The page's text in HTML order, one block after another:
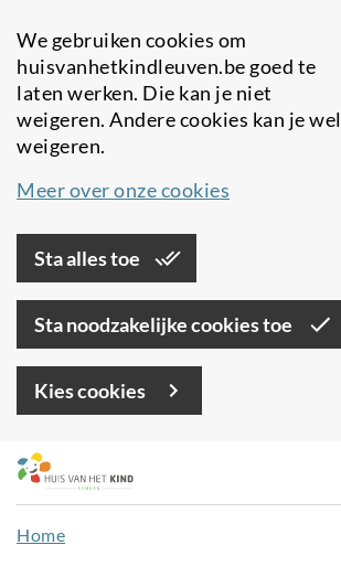
We gebruiken cookies om
huisvanhetkindleuven.be goed te
laten werken. Die kan je niet
weigeren. Andere cookies kan je wel
weigeren.
Meer over onze cookies
Sta alles toe
Sta noodzakelijke cookies toe
Kies cookies
Overslaan
en
naar
de
Home